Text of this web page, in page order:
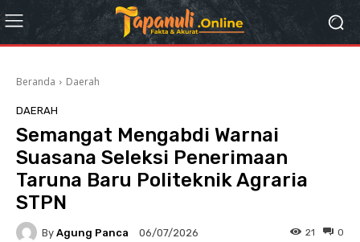
Beranda Daerah
DAERAH
Semangat Mengabdi Warnai
Suasana Seleksi Penerimaan
Taruna Baru Politeknik Agraria
STPN
By Agung Panca 06/07/2026 0
21